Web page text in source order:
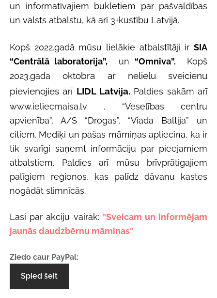
un informatīvajiem bukletiem par pašvaldības
un valsts atbalstu, kā arī 3+kustību Latvijā.
Kopš 2022.gadā mūsu lielākie atbalstītāji ir SIA
“Centrālā laboratorija”, un “Omniva”. Kopš
2023.gadaoktobra ar nelielu sveicienu
pievienojies arī LIDL Latvija. Paldies sakām arī
www.ieliecmaisa.lv , “Veselības centru
apvienība”, A/S “Drogas”, “Viada Baltija” un
citiem. Mediķi un pašas māmiņas apliecina, ka ir
tik svarīgi saņemt informāciju par pieejamiem
atbalstiem. Paldies arī mūsu brīvprātigajiem
palīgiem reģionos, kas palīdz dāvanu kastes
nogādāt slimnīcās.
Lasi par akciju vairāk: "Sveicam un informējam
jaunās daudzbērnu māmiņas"
Ziedo caur PayPal:
Spied šeit